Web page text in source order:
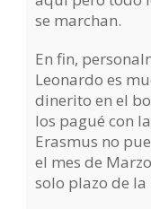
se marchan.
En fin,
Leonardo es
dinerito en el
los pagué con
Erasmus no
el mes de
solo plazo de la